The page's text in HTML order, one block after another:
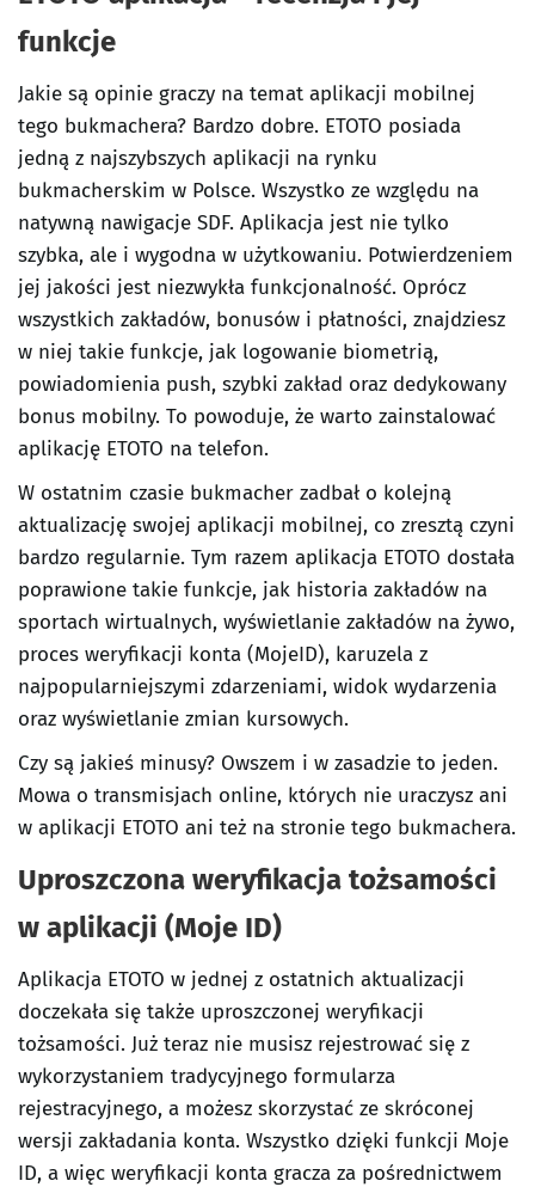
funkcje
Jakie są opinie graczy na temat aplikacji mobilnej
tego bukmachera? Bardzo dobre. ETOTO posiada
jedną z najszybszych aplikacji na rynku
bukmacherskim w Polsce. Wszystko ze względu na
natywną nawigacje SDF. Aplikacja jest nie tylko
szybka, ale i wygodna w użytkowaniu. Potwierdzeniem
jej jakości jest niezwykła funkcjonalność. Oprócz
wszystkich zakładów, bonusów i płatności, znajdziesz
w niej takie funkcje, jak logowanie biometrią,
powiadomienia push, szybki zakład oraz dedykowany
bonus mobilny. To powoduje, że warto zainstalować
aplikację ETOTO na telefon.
W ostatnim czasie bukmacher zadbał o kolejną
aktualizację swojej aplikacji mobilnej, co zresztą czyni
bardzo regularnie. Tym razem aplikacja ETOTO dostała
poprawione takie funkcje, jak historia zakładów na
sportach wirtualnych, wyświetlanie zakładów na żywo,
proces weryfikacji konta (MojeID), karuzela z
najpopularniejszymi zdarzeniami, widok wydarzenia
oraz wyświetlanie zmian kursowych.
Czy są jakieś minusy? Owszem i w zasadzie to jeden.
Mowa o transmisjach online, których nie uraczysz ani
w aplikacji ETOTO ani też na stronie tego bukmachera.
Uproszczona weryfikacja tożsamości
w aplikacji (Moje ID)
Aplikacja ETOTO w jednej z ostatnich aktualizacji
doczekała się także uproszczonej weryfikacji
tożsamości. Już teraz nie musisz rejestrować się z
wykorzystaniem tradycyjnego formularza
rejestracyjnego, a możesz skorzystać ze skróconej
wersji zakładania konta. Wszystko dzięki funkcji Moje
ID, a więc weryfikacji konta gracza za pośrednictwem